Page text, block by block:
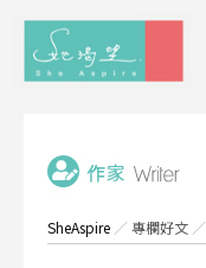
SheAspire ／專欄好文 ／